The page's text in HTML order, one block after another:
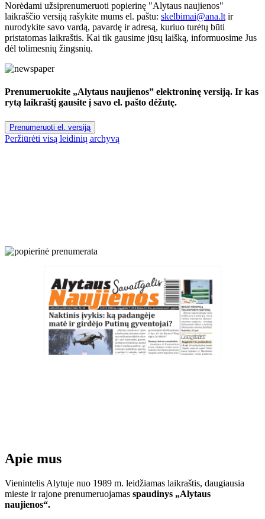
Norėdami užsiprenumeruoti popierinę "Alytaus naujienos"
laikraščio versiją rašykite mums el. paštu: skelbimai@ana.lt ir
nurodykite savo vardą, pavardę ir adresą, kuriuo turėtų būti
pristatomas laikraštis. Kai tik gausime jūsų laišką, informuosime Jus
dėl tolimesnių žingsnių.
Prenumeruokite „Alytaus naujienos” elektroninę versiją. Ir kas
rytą laikraštį gausite į savo el. pašto dėžutę.
Prenumeruoti el. versiją
Peržiūrėti visą leidinių archyvą
Apie mus
Vienintelis Alytuje nuo 1989 m. leidžiamas laikraštis, daugiausia
mieste ir rajone prenumeruojamas spaudinys „Alytaus
naujienos“.